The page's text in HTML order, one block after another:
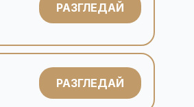
РАЗГЛЕДАЙ
РАЗГЛЕДАЙ